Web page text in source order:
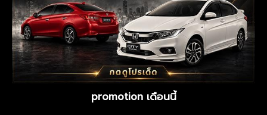
promotion เดือนนี้